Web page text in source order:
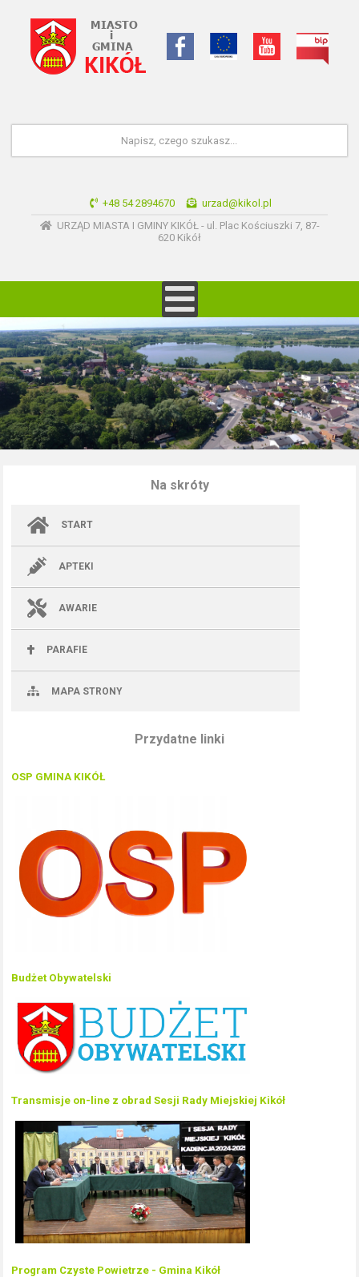
+48 54 2894670
urzad@kikol.pl
URZĄD MIASTA I GMINY KIKÓŁ - ul. Plac Kościuszki 7, 87-
620 Kikół
Na skróty
START
APTEKI
AWARIE
PARAFIE
MAPA STRONY
Przydatne linki
OSP GMINA KIKÓŁ
Budżet Obywatelski
Transmisje on-line z obrad Sesji Rady Miejskiej Kikół
Program Czyste Powietrze - Gmina Kikół